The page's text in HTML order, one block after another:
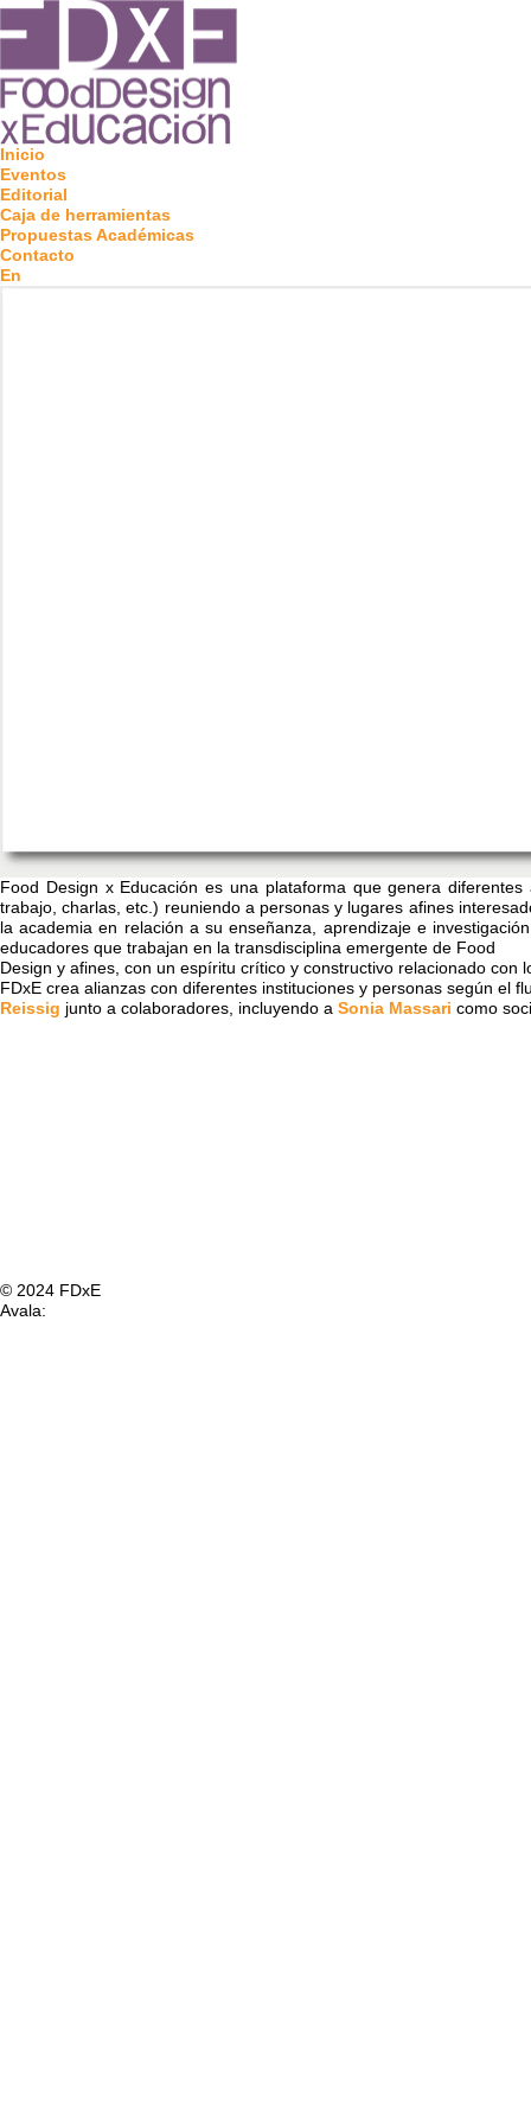
Inicio
Eventos
Editorial
Caja de herramientas
Propuestas Académicas
Contacto
En
Food Design x Educación es una plataforma que genera
trabajo, charlas, etc.) reuniendo a personas y lugares afines
la academia en relación a su enseñanza, aprendizaje e
educadores que trabajan en la transdisciplina emergente de Food
Design y afines, con un espíritu crítico y constructivo relacionado
FDxE crea alianzas con diferentes instituciones y personas según el
Reissig junto a colaboradores, incluyendo a Sonia Massari como
© 2024 FDxE
Avala: